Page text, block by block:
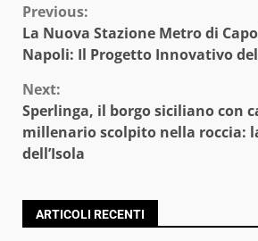
Continue
Reading
Previous:
La Nuova Stazione Metro di
Napoli: Il Progetto Innovativo
Next:
Sperlinga, il borgo siciliano con
millenario scolpito nella roccia:
dell’Isola
ARTICOLI RECENTI